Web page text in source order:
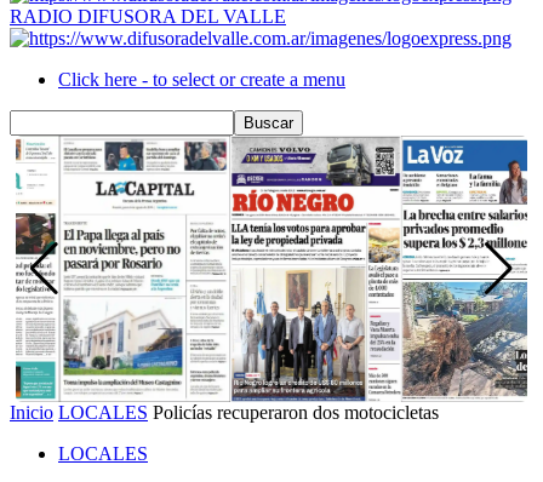
RADIO DIFUSORA DEL VALLE
Click here - to select or create a menu
Inicio LOCALES Policías recuperaron dos motocicletas
LOCALES